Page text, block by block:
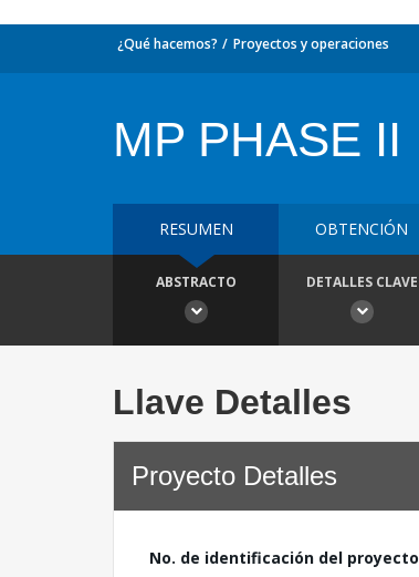
¿Qué hacemos? Proyectos y operaciones
MP PHASE II
RESUMEN OBTENCIÓN
ABSTRACTO DETALLES CLAVE
Llave Detalles
Proyecto Detalles
No. de identificación del proyecto